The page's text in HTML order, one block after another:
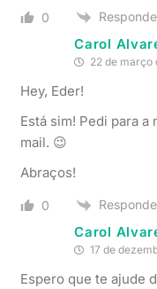
0
Carol
22 de março
Hey, Eder!
Está sim! Pedi para
mail. 😉
Abraços!
0
Carol
17 de
Espero que te ajude